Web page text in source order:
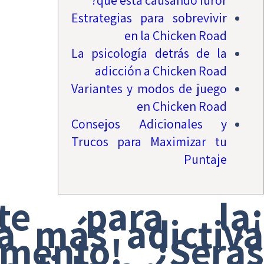
Estrategias para sobrevivir
en la Chicken Road
La psicología detrás de la
adicción a Chicken Road
Variantes y modos de juego
en Chicken Road
Consejos Adicionales y
Trucos para Maximizar tu
Puntaje
para la
más adictiva
¿Serás